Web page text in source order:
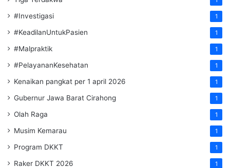
#Investigasi 1
#KeadilanUntukPasien 1
#Malpraktik 1
#PelayananKesehatan 1
Kenaikan pangkat per 1 april 2026 1
Gubernur Jawa Barat Cirahong 1
Olah Raga 1
Musim Kemarau 1
Program DKKT 1
Raker DKKT 2026 1